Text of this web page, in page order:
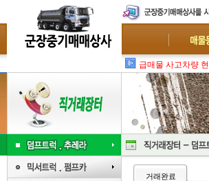
급매물 사고차량
거래완료